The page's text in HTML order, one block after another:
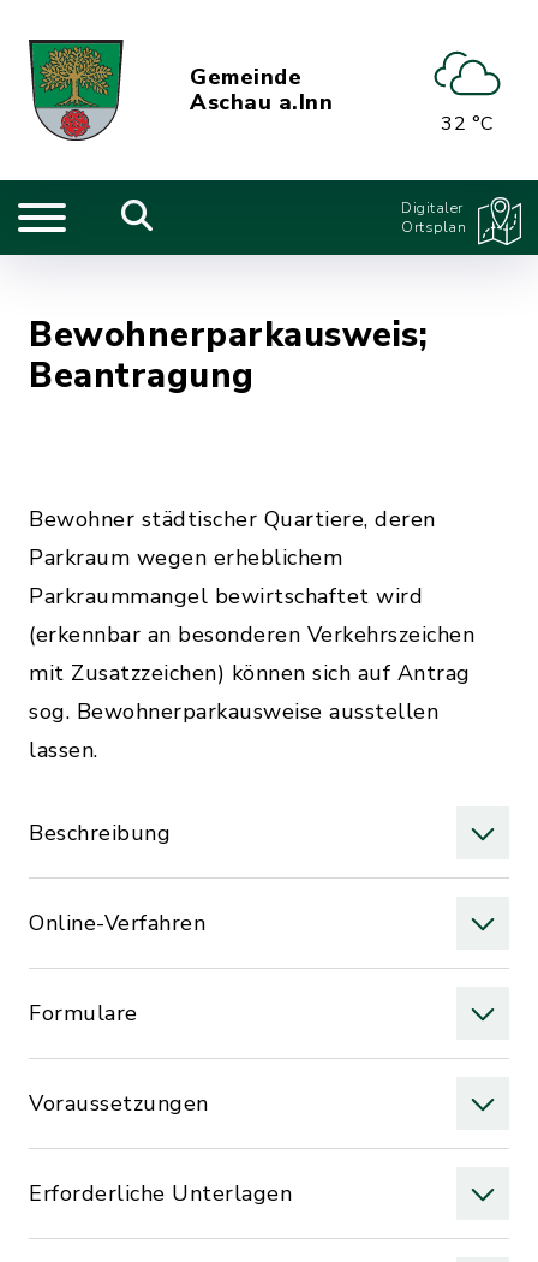
Gemeinde
Aschau a.Inn
32 °C
Digitaler
Ortsplan
Bewohnerparkausweis;
Beantragung
Bewohner städtischer Quartiere, deren
Parkraum wegen erheblichem
Parkraummangel bewirtschaftet wird
(erkennbar an besonderen Verkehrszeichen
mit Zusatzzeichen) können sich auf Antrag
sog. Bewohnerparkausweise ausstellen
lassen.
Beschreibung
Online-Verfahren
Formulare
Voraussetzungen
Erforderliche Unterlagen